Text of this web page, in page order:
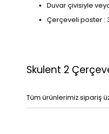
Duvar çivisiyle
Çerçeveli poster :
Skulent 2
Tüm ürünlerimiz sipariş